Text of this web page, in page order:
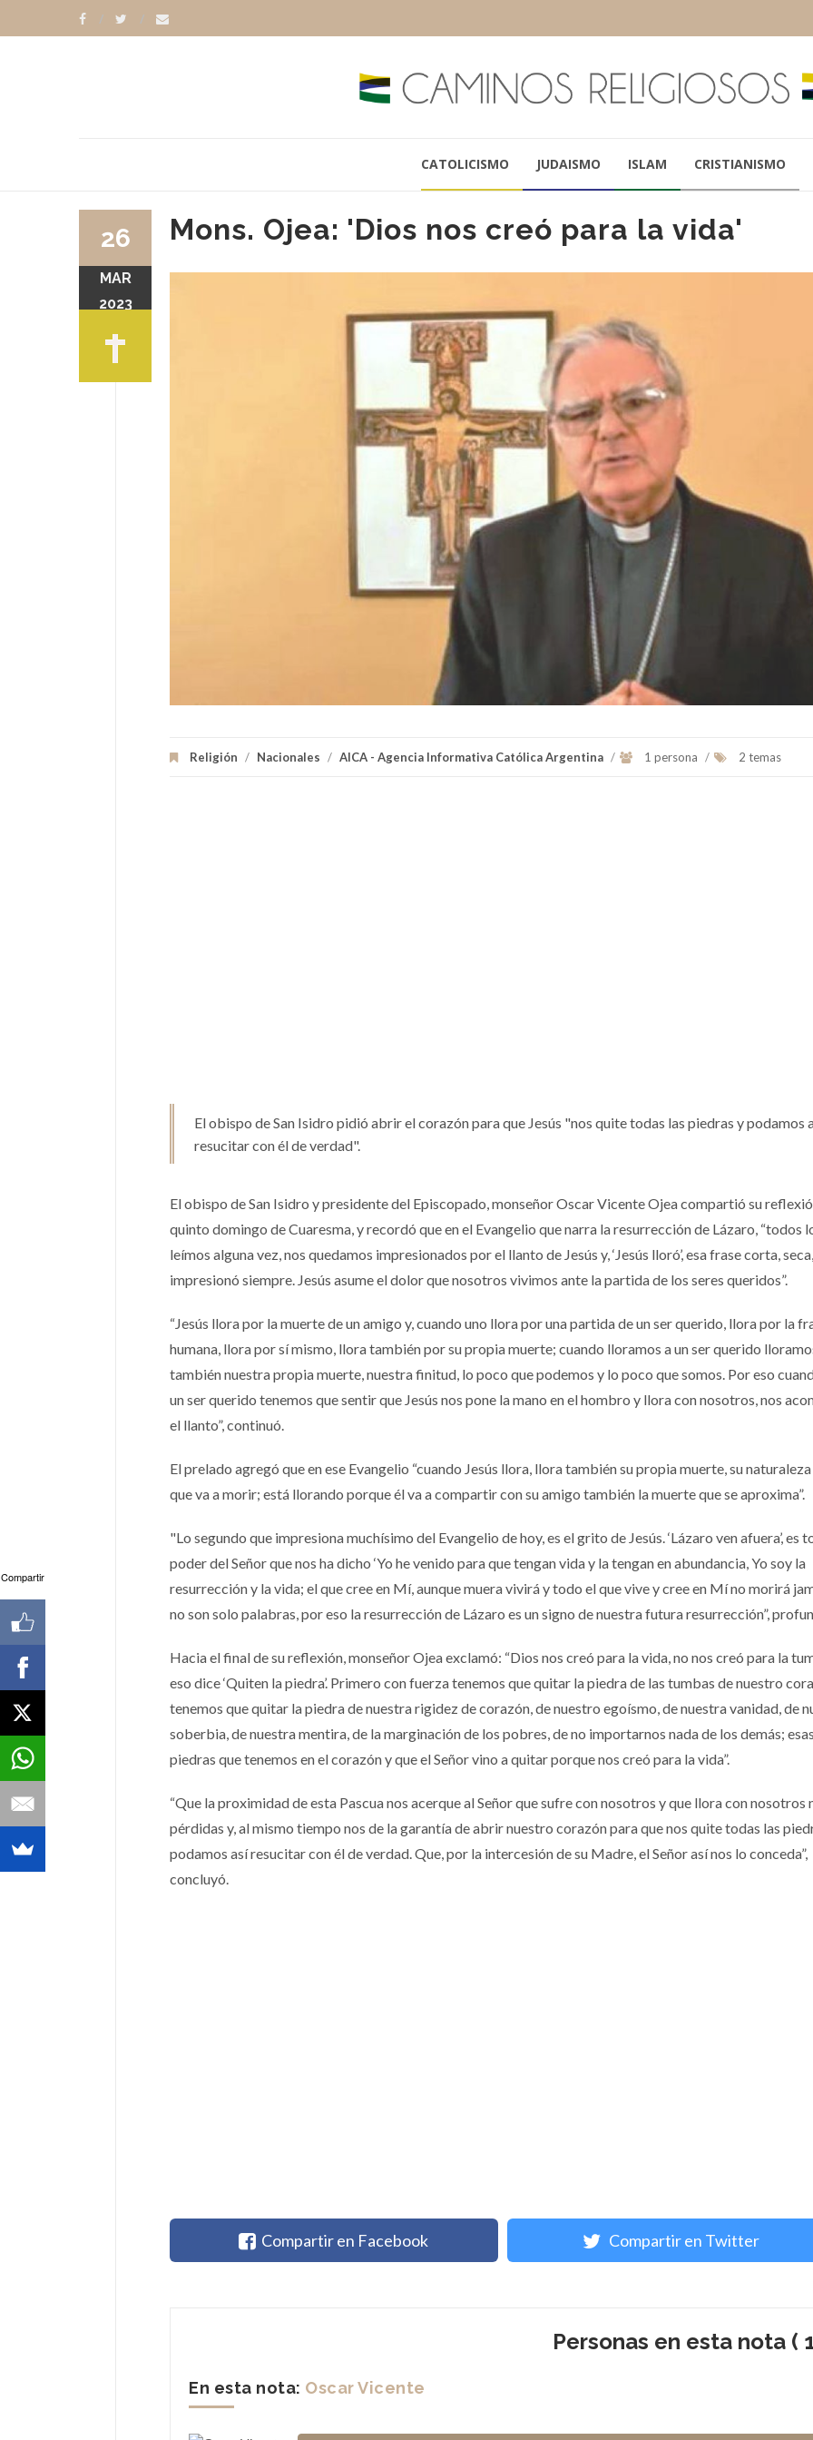
CATOLICISMO JUDAISMO ISLAM CRISTIANISMO
Mons. Ojea: 'Dios nos creó para la vida'
Religión / Nacionales / AICA - Agencia Informativa Católica Argentina / 1 persona / 2 temas
26
MAR
2023
El obispo de San Isidro pidió abrir el corazón para que Jesús "nos quite todas las piedras y podamos
resucitar con él de verdad".
El obispo de San Isidro y presidente del Episcopado, monseñor Oscar Vicente Ojea compartió su
quinto domingo de Cuaresma, y recordó que en el Evangelio que narra la resurrección de Lázaro, “todos
leímos alguna vez, nos quedamos impresionados por el llanto de Jesús y, ‘Jesús lloró’, esa frase corta,
impresionó siempre. Jesús asume el dolor que nosotros vivimos ante la partida de los seres queridos”.
“Jesús llora por la muerte de un amigo y, cuando uno llora por una partida de un ser querido, llora por la
humana, llora por sí mismo, llora también por su propia muerte; cuando lloramos a un ser querido
también nuestra propia muerte, nuestra finitud, lo poco que podemos y lo poco que somos. Por eso
un ser querido tenemos que sentir que Jesús nos pone la mano en el hombro y llora con nosotros, nos
el llanto”, continuó.
El prelado agregó que en ese Evangelio “cuando Jesús llora, llora también su propia muerte, su
que va a morir; está llorando porque él va a compartir con su amigo también la muerte que se aproxima”.
"Lo segundo que impresiona muchísimo del Evangelio de hoy, es el grito de Jesús. ‘Lázaro ven afuera’, es
poder del Señor que nos ha dicho ‘Yo he venido para que tengan vida y la tengan en abundancia, Yo soy la
resurrección y la vida; el que cree en Mí, aunque muera vivirá y todo el que vive y cree en Mí no morirá
no son solo palabras, por eso la resurrección de Lázaro es un signo de nuestra futura resurrección”,
Hacia el final de su reflexión, monseñor Ojea exclamó: “Dios nos creó para la vida, no nos creó para la
eso dice ‘Quiten la piedra’. Primero con fuerza tenemos que quitar la piedra de las tumbas de nuestro
tenemos que quitar la piedra de nuestra rigidez de corazón, de nuestro egoísmo, de nuestra vanidad, de
soberbia, de nuestra mentira, de la marginación de los pobres, de no importarnos nada de los demás;
piedras que tenemos en el corazón y que el Señor vino a quitar porque nos creó para la vida”.
“Que la proximidad de esta Pascua nos acerque al Señor que sufre con nosotros y que llora con nosotros
pérdidas y, al mismo tiempo nos de la garantía de abrir nuestro corazón para que nos quite todas las
podamos así resucitar con él de verdad. Que, por la intercesión de su Madre, el Señor así nos lo conceda”,
concluyó.
Compartir en Facebook Compartir en Twitter
Personas en esta nota (
En esta nota: Oscar Vicente
Compartir